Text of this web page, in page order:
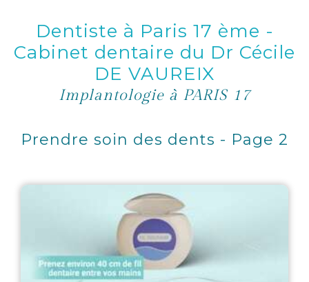
Dentiste à Paris 17 ème -
Cabinet dentaire du Dr Cécile
DE VAUREIX
Implantologie à PARIS 17
Prendre soin des dents - Page 2